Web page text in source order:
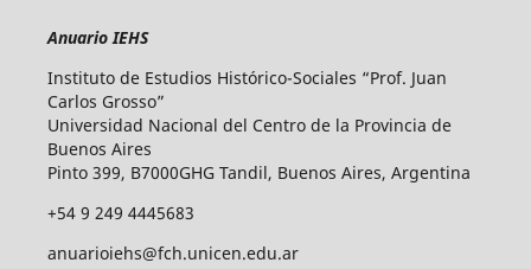
Anuario IEHS
Instituto de Estudios Histórico-Sociales “Prof. Juan
Carlos Grosso”
Universidad Nacional del Centro de la Provincia de
Buenos Aires
Pinto 399, B7000GHG Tandil, Buenos Aires, Argentina
+54 9 249 4445683
anuarioiehs@fch.unicen.edu.ar